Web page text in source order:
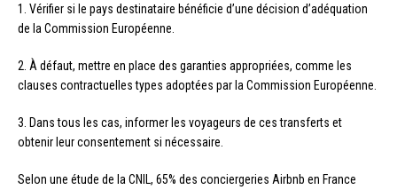
1. Vérifier si le pays destinataire bénéficie d’une décision d’adéquation
de la Commission Européenne.
2. À défaut, mettre en place des garanties appropriées, comme les
clauses contractuelles types adoptées par la Commission Européenne.
3. Dans tous les cas, informer les voyageurs de ces transferts et
obtenir leur consentement si nécessaire.
Selon une étude de la CNIL, 65% des conciergeries Airbnb en France